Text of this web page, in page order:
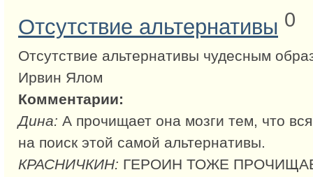
Отсутствие альтернативы 0
Отсутствие альтернативы чудесным
Ирвин Ялом
Комментарии:
Дина: А прочищает она мозги тем, что
на поиск этой самой альтернативы.
КРАСНИЧКИН: ГЕРОИН ТОЖЕ